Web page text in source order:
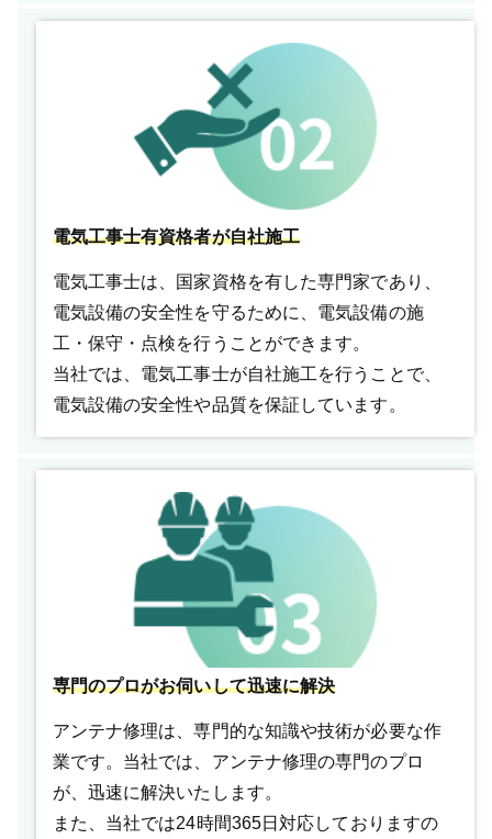
電気工事士有資格者が自社施工
電気工事士は、国家資格を有した専門家であり、
電気設備の安全性を守るために、電気設備の施
工・保守・点検を行うことができます。
当社では、電気工事士が自社施工を行うことで、
電気設備の安全性や品質を保証しています。
専門のプロがお伺いして迅速に解決
アンテナ修理は、専門的な知識や技術が必要な作
業です。当社では、アンテナ修理の専門のプロ
が、迅速に解決いたします。
また、当社では24時間365日対応しておりますの